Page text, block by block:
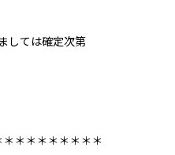
しては確定次第
＊＊＊＊＊＊＊＊